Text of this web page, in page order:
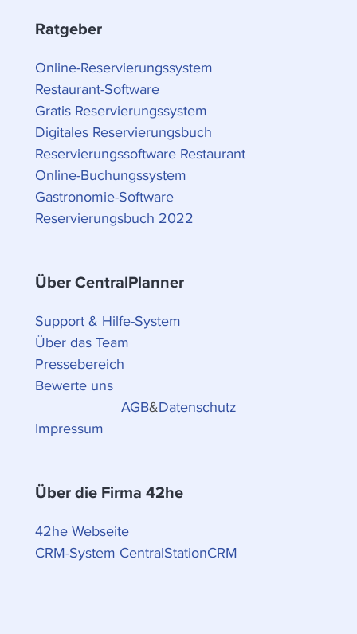
Ratgeber
Online-Reservierungssystem
Restaurant-Software
Gratis Reservierungssystem
Digitales Reservierungsbuch
Reservierungssoftware Restaurant
Online-Buchungssystem
Gastronomie-Software
Reservierungsbuch 2022
Über CentralPlanner
Support & Hilfe-System
Über das Team
Pressebereich
Bewerte uns
AGB&Datenschutz
Impressum
Über die Firma 42he
42he Webseite
CRM-System CentralStationCRM